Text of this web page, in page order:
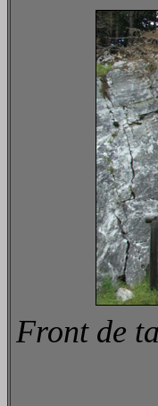
Front de